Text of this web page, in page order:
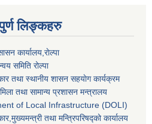
लिङ्कहरु
कार्यालय,राेल्पा
समिति रोल्पा
तथा स्थानीय शासन सहयाेग कार्यक्रम
तथा सामान्य प्रशासन मन्त्रालय
of Local Infrastructure (DOLI)
तथा मन्त्रिपरिषद्को कार्यालय